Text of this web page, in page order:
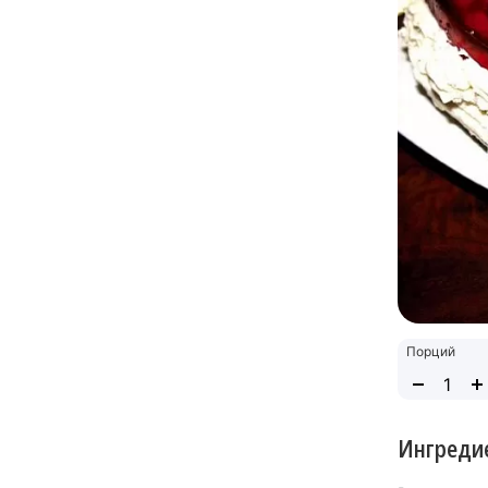
Порций